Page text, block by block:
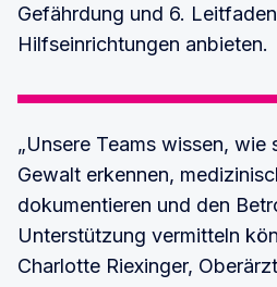
Gefährdung und 6.
Hilfseinrichtungen anbieten.
„Unsere Teams wissen, wie
Gewalt erkennen,
dokumentieren und den
Unterstützung vermitteln
Charlotte Riexinger,